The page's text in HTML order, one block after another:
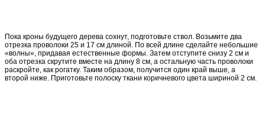
Пока кроны будущего дерева сохнут, подготовьте ствол. Возьмите два
отрезка проволоки 25 и 17 см длиной. По всей длине сделайте небольшие
«волны», придавая естественные формы. Затем отступите снизу 2 см и
оба отрезка скрутите вместе на длину 8 см, а остальную часть проволоки
раскройте, как рогатку. Таким образом, получится один край выше, а
второй ниже. Приготовьте полоску ткани коричневого цвета шириной 2 см.